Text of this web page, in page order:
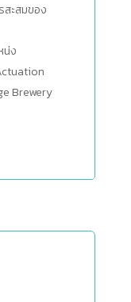
สะสมของ
น่ง
Brewery